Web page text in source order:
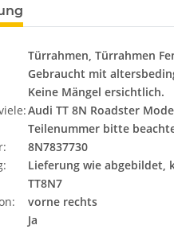
Türrahmen, Türrahmen
Gebraucht mit
Keine Mängel ersichtlich.
Audi TT 8N Roadster
Teilenummer bitte
8N7837730
Lieferung wie abgebildet,
TT8N7
vorne rechts
Ja